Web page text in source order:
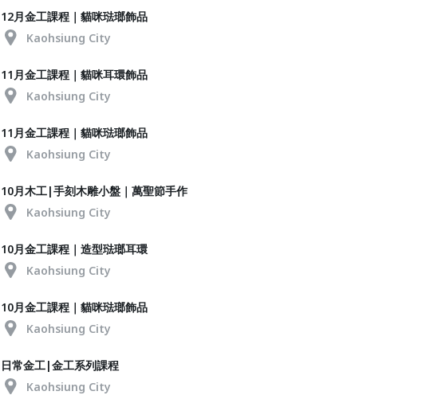
12月金工課程｜貓咪琺瑯飾品
Kaohsiung City
11月金工課程｜貓咪耳環飾品
Kaohsiung City
11月金工課程｜貓咪琺瑯飾品
Kaohsiung City
10月木工|手刻木雕小盤｜萬聖節手作
Kaohsiung City
10月金工課程｜造型琺瑯耳環
Kaohsiung City
10月金工課程｜貓咪琺瑯飾品
Kaohsiung City
日常金工|金工系列課程
Kaohsiung City